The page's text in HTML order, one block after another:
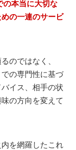
の本当に大切な
の一連のサービ
のではなく、
の専門性に基づ
イス、相手の状
の方向を変えて
を網羅したこれ